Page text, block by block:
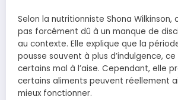
Selon la nutritionniste Shona Wilkinson,
pas forcément dû à un manque de
au contexte. Elle explique que la
pousse souvent à plus d’indulgence,
certains mal à l’aise. Cependant, elle
certains aliments peuvent réellement
mieux fonctionner.